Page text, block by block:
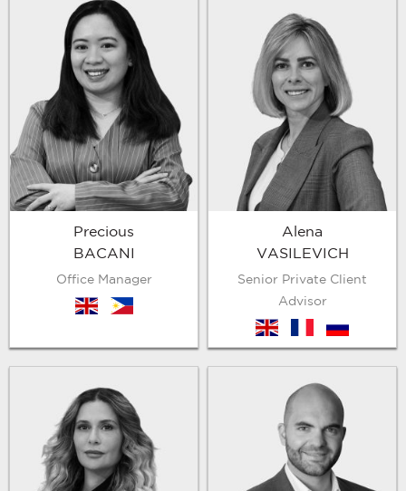
Precious
BACANI
Office Manager
en ph
Alena
VASILEVICH
Senior Private Client
Advisor
en ru